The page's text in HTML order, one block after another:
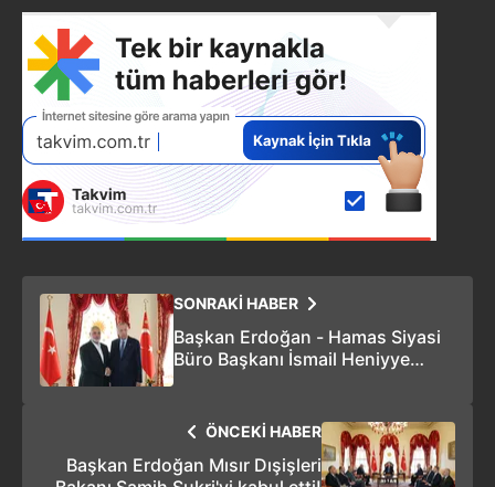
SONRAKİ HABER
Başkan Erdoğan - Hamas Siyasi
Büro Başkanı İsmail Heniyye
ÖNCEKİ HABER
Başkan Erdoğan Mısır Dışişleri